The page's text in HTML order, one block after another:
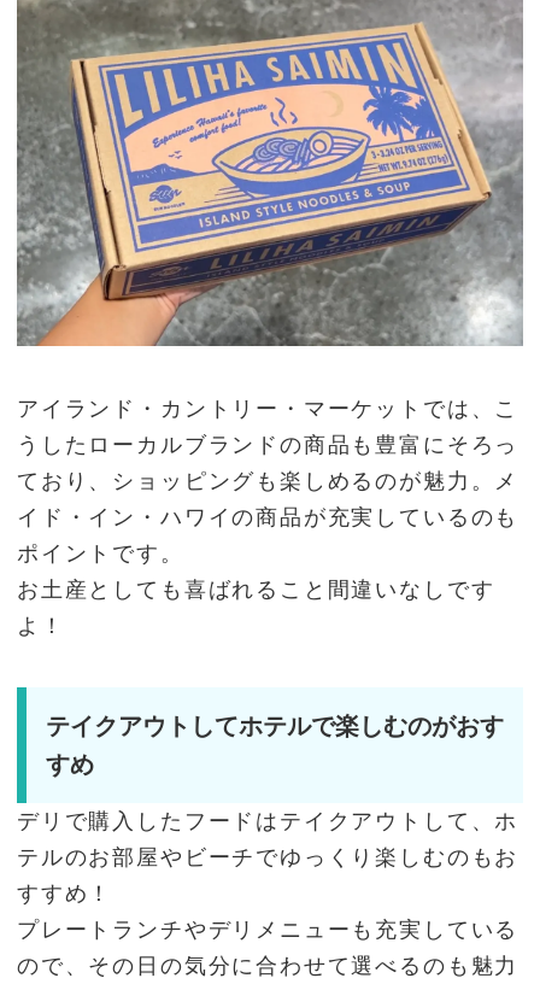
アイランド・カントリー・マーケットでは、こ
うしたローカルブランドの商品も豊富にそろっ
ており、ショッピングも楽しめるのが魅力。メ
イド・イン・ハワイの商品が充実しているのも
ポイントです。
お土産としても喜ばれること間違いなしです
よ！
テイクアウトしてホテルで楽しむのがおす
すめ
デリで購入したフードはテイクアウトして、ホ
テルのお部屋やビーチでゆっくり楽しむのもお
すすめ！
プレートランチやデリメニューも充実している
ので、その日の気分に合わせて選べるのも魅力